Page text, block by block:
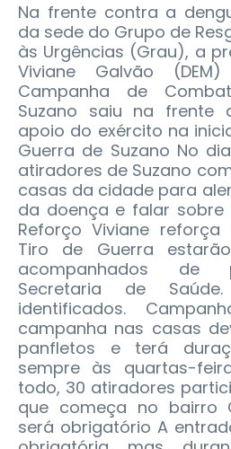
Na frente contra a
da sede do Grupo de
às Urgências (Grau), a
Viviane Galvão
Campanha de
Suzano saiu na frente
apoio do exército na
Guerra de Suzano No
atiradores de Suzano
casas da cidade para
da doença e falar sobre
Reforço Viviane
Tiro de Guerra
acompanhados de
Secretaria de
identificados.
campanha nas casas
panfletos e terá
sempre às quartas-
todo, 30 atiradores
que começa no bairro
será obrigatório A